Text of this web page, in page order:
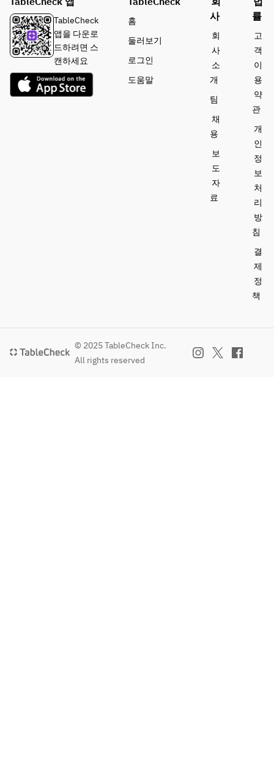
TableCheck
앱을 다운로
드하려면 스
캔하세요
홈
둘러보기
로그인
도움말
사
회
사
소
개
팀
채
용
보
도
자
료
률
고
객
이
용
약
관
개
인
정
보
처
리
방
침
결
제
정
책
© 2025 TableCheck Inc.
All rights reserved